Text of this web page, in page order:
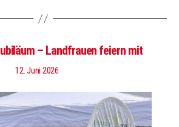
– Landfrauen feiern mit
12. Juni 2026